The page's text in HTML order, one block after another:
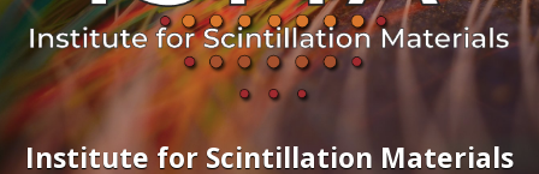
Institute for Scintillation Materials